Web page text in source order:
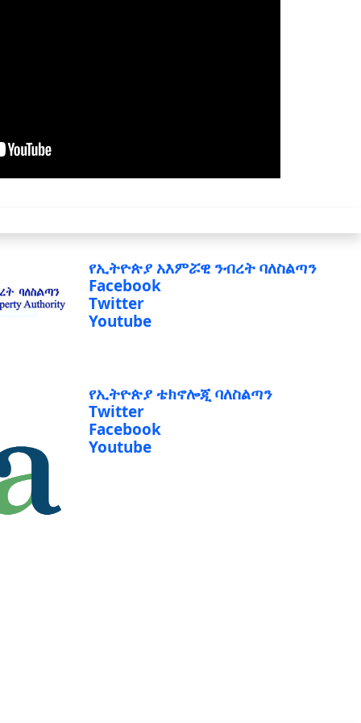
የኢትዮጵያ አእምሯዊ ንብረት ባለስልጣን
Facebook
Twitter
Youtube
የኢትዮጵያ ቴክኖሎጂ ባለስልጣን
Twitter
Facebook
Youtube